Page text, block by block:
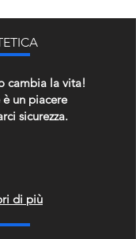
cambia la vita!
un piacere
sicurezza.
di più